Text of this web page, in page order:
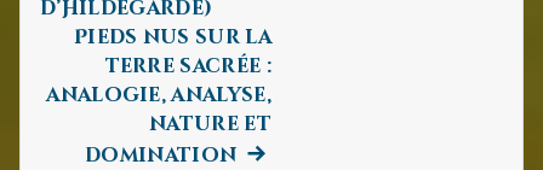
l’article
d’Hildegarde)
Pieds nus sur la
terre sacrée :
analogie, analyse,
nature et
dominationNext